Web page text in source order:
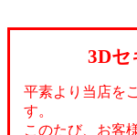
3Dセ
平素より当店を
す。
このたび、お客